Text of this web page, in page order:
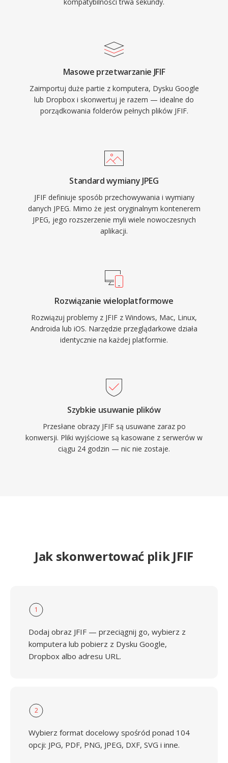
Masowe przetwarzanie JFIF
Zaimportuj duże partie z komputera, Dysku Google
lub Dropbox i skonwertuj je razem — idealne do
porządkowania folderów pełnych plików JFIF.
Standard wymiany JPEG
JFIF definiuje sposób przechowywania i wymiany
danych JPEG. Mimo że jest oryginalnym kontenerem
JPEG, jego rozszerzenie myli wiele nowoczesnych
aplikacji.
Rozwiązanie wieloplatformowe
Rozwiązuj problemy z JFIF z Windows, Mac, Linux,
Androida lub iOS. Narzędzie przeglądarkowe działa
identycznie na każdej platformie.
Szybkie usuwanie plików
Przesłane obrazy JFIF są usuwane zaraz po
konwersji. Pliki wyjściowe są kasowane z serwerów w
ciągu 24 godzin — nic nie zostaje.
Jak skonwertować plik JFIF
1
Dodaj obraz JFIF — przeciągnij go, wybierz z
komputera lub pobierz z Dysku Google,
Dropbox albo adresu URL.
2
Wybierz format docelowy spośród ponad 104
opcji: JPG, PDF, PNG, JPEG, DXF, SVG i inne.